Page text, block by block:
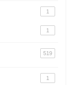
1
1
519
1